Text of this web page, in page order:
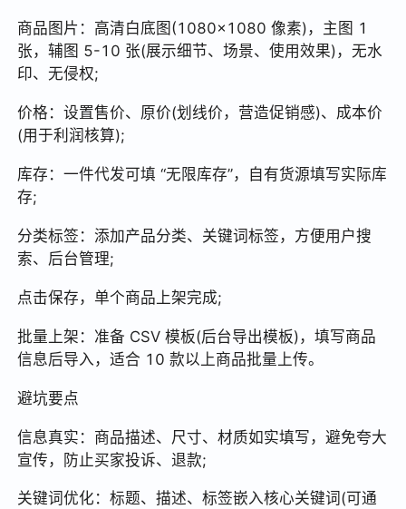
商品图片：高清白底图(1080×1080 像素)，主图 1
张，辅图 5-10 张(展示细节、场景、使用效果)，无水
印、无侵权;
价格：设置售价、原价(划线价，营造促销感)、成本价
(用于利润核算);
库存：一件代发可填 “无限库存”，自有货源填写实际库
存;
分类标签：添加产品分类、关键词标签，方便用户搜
索、后台管理;
点击保存，单个商品上架完成;
批量上架：准备 CSV 模板(后台导出模板)，填写商品
信息后导入，适合 10 款以上商品批量上传。
避坑要点
信息真实：商品描述、尺寸、材质如实填写，避免夸大
宣传，防止买家投诉、退款;
关键词优化：标题、描述、标签嵌入核心关键词(可通